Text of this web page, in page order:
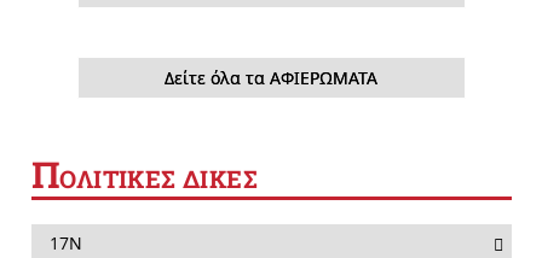
Δείτε όλα τα ΑΦΙΕΡΩΜΑΤΑ
ΠΟΛΙΤΙΚΕΣ ΔΙΚΕΣ
17Ν